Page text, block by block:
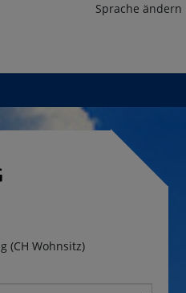
Sprache ändern
(CH Wohnsitz)